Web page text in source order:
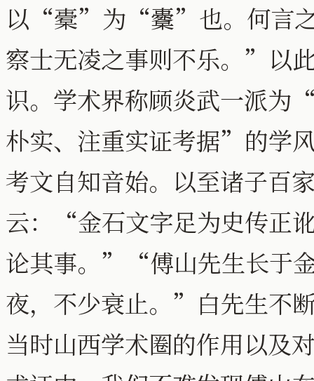
以“橐”为“櫜”也。何言之
察士无凌之事则不乐。”以
识。学术界称顾炎武一派
朴实、注重实证考据”的学
考文自知音始。以至诸子百
云：“金石文字足为史传正
论其事。”“傅山先生长于
夜，不少衰止。”白先生不
当时山西学术圈的作用以及